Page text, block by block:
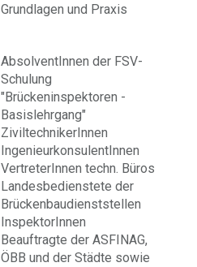
Grundlagen und Praxis
AbsolventInnen der FSV-
Schulung
"Brückeninspektoren -
Basislehrgang"
ZiviltechnikerInnen
IngenieurkonsulentInnen
VertreterInnen techn. Büros
Landesbedienstete der
Brückenbaudienststellen
InspektorInnen
Beauftragte der ASFINAG,
ÖBB und der Städte sowie